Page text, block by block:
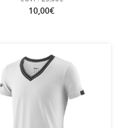
10,00€